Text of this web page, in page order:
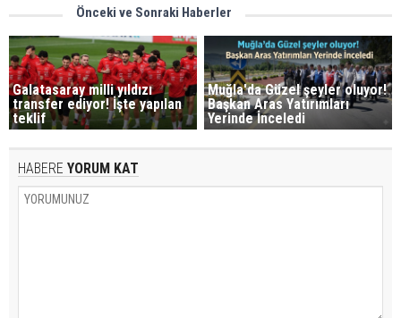
Önceki ve Sonraki Haberler
Galatasaray milli yıldızı
transfer ediyor! İşte yapılan
teklif
Muğla'da Güzel şeyler oluyor!
Başkan Aras Yatırımları
Yerinde İnceledi
HABERE YORUM KAT